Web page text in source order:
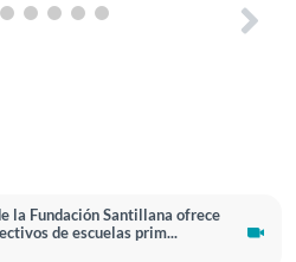
la Fundación Santillana ofrece
de escuelas prim...